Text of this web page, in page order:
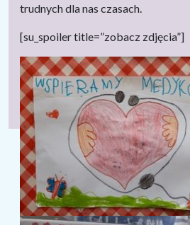
trudnych dla nas czasach.
[su_spoiler title=”zobacz zdjęcia”]